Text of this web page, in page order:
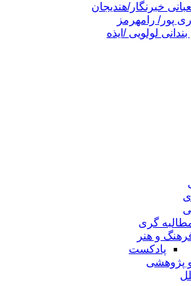
خبرنگار/هندیجان
پور/ رامهرمز
بندانی لولویی /ایذه
گری
و هنر
پادکست
پژوهشی